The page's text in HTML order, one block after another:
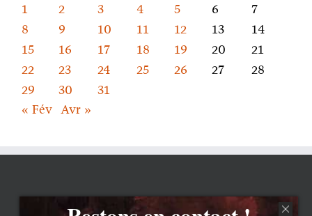
1 2 3 4 5 6
7
8
9 10 11 12 13
14
15
16 17 18 19 20
21
22
23 24 25 26 27
28
29
30
31
« Fév Avr »